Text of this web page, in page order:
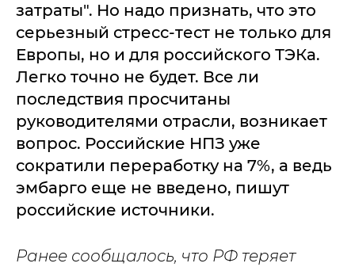
затраты". Но надо признать, что это
серьезный стресс-тест не только для
Европы, но и для российского ТЭКа.
Легко точно не будет. Все ли
последствия просчитаны
руководителями отрасли, возникает
вопрос. Российские НПЗ уже
сократили переработку на 7%, а ведь
эмбарго еще не введено, пишут
российские источники.
Ранее сообщалось, что РФ теряет